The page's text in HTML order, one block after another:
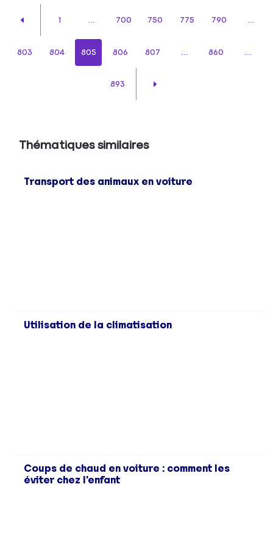
1 ... 700 750 775 790 ...
803 804 805 806 807 860
893
Thématiques similaires
Transport des animaux en voiture
Utilisation de la climatisation
Coups de chaud en voiture : comment les
éviter chez l'enfant